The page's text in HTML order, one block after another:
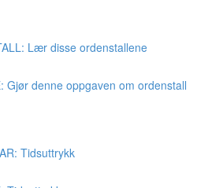
Lær disse ordenstallene
Gjør denne oppgaven om ordenstall
Tidsuttrykk